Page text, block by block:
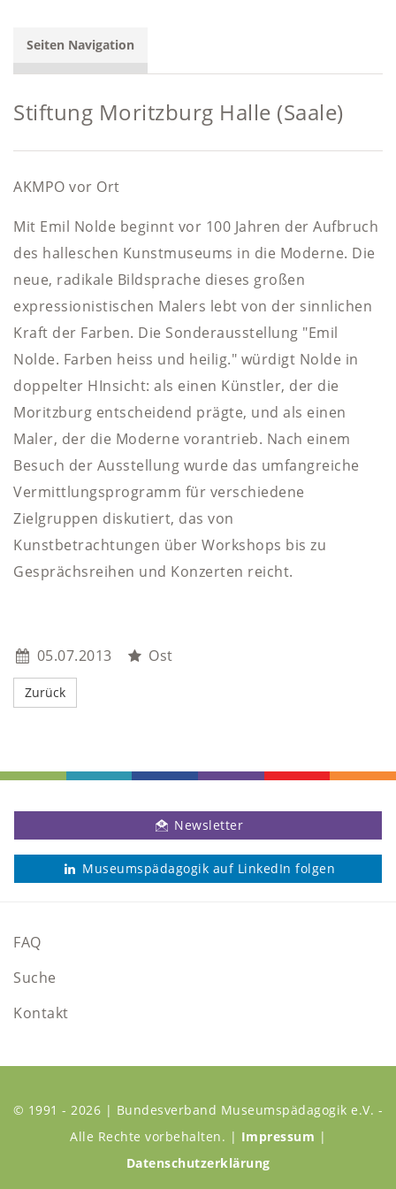
Seiten Navigation
Stiftung Moritzburg Halle (Saale)
AKMPO vor Ort
Mit Emil Nolde beginnt vor 100 Jahren der Aufbruch
des halleschen Kunstmuseums in die Moderne. Die
neue, radikale Bildsprache dieses großen
expressionistischen Malers lebt von der sinnlichen
Kraft der Farben. Die Sonderausstellung "Emil
Nolde. Farben heiss und heilig." würdigt Nolde in
doppelter HInsicht: als einen Künstler, der die
Moritzburg entscheidend prägte, und als einen
Maler, der die Moderne vorantrieb. Nach einem
Besuch der Ausstellung wurde das umfangreiche
Vermittlungsprogramm für verschiedene
Zielgruppen diskutiert, das von
Kunstbetrachtungen über Workshops bis zu
Gesprächsreihen und Konzerten reicht.
05.07.2013 Ost
Newsletter
Museumspädagogik auf LinkedIn folgen
FAQ
Suche
Kontakt
© 1991 - 2026 | Bundesverband Museumspädagogik e.V. -
Alle Rechte vorbehalten. | Impressum |
Datenschutzerklärung